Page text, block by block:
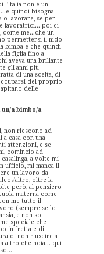
l'Italia non è un
quindi bisogna
o lavorare, se per
lavoratrici... poi ci
me...che un
permettersi il nido
bimba e che quindi
figlia fino a
aveva una brillante
gli anni più
di una scelta, di
del proprio
delle
a bimbo/a
non riescono ad
casa con una
attenzioni, e se
comincio ad
a volte mi
ufficio, mi manca il
un lavoro da
oltre la
però, al pensiero
materna come
me tutto il
(sempre se lo
e non so
speciale che
in fretta e di
di non riuscire a
altro che noia... qui